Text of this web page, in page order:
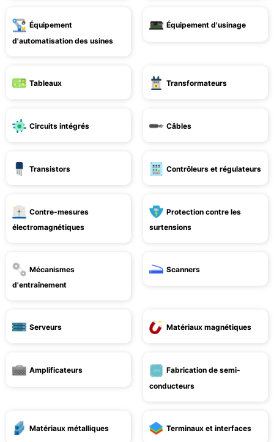
Équipement
d'automatisation des usines
Équipement d'usinage
Tableaux Transformateurs
Circuits intégrés Câbles
Transistors Contrôleurs et régulateurs
Contre-mesures
électromagnétiques
Protection contre les
surtensions
Mécanismes
d'entraînement
Scanners
Serveurs Matériaux magnétiques
Amplificateurs
Fabrication de semi-
conducteurs
Matériaux métalliques Terminaux et interfaces